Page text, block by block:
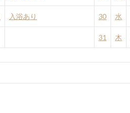
入浴あり 30 水
31 木